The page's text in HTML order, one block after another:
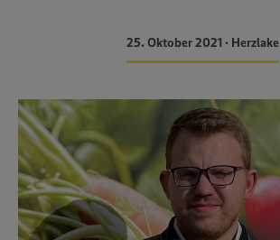
25. Oktober 2021 • Herzlake